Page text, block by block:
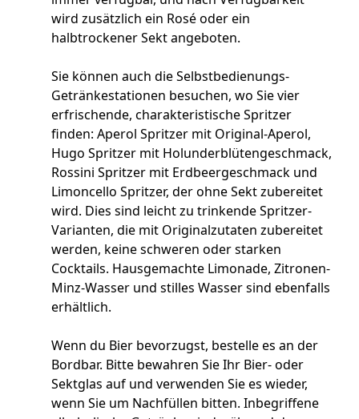
wird zusätzlich ein Rosé oder ein
halbtrockener Sekt angeboten.
Sie können auch die Selbstbedienungs-
Getränkestationen besuchen, wo Sie vier
erfrischende, charakteristische Spritzer
finden: Aperol Spritzer mit Original-Aperol,
Hugo Spritzer mit Holunderblütengeschmack,
Rossini Spritzer mit Erdbeergeschmack und
Limoncello Spritzer, der ohne Sekt zubereitet
wird. Dies sind leicht zu trinkende Spritzer-
Varianten, die mit Originalzutaten zubereitet
werden, keine schweren oder starken
Cocktails. Hausgemachte Limonade, Zitronen-
Minz-Wasser und stilles Wasser sind ebenfalls
erhältlich.
Wenn du Bier bevorzugst, bestelle es an der
Bordbar. Bitte bewahren Sie Ihr Bier- oder
Sektglas auf und verwenden Sie es wieder,
wenn Sie um Nachfüllen bitten. Inbegriffene